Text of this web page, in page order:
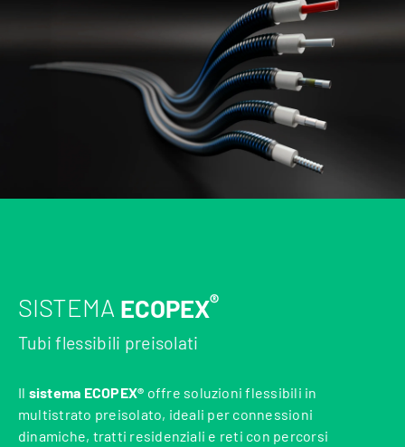
SISTEMA ECOPEX®
Tubi flessibili preisolati
Il sistema ECOPEX® offre soluzioni flessibili in
multistrato preisolato, ideali per connessioni
dinamiche, tratti residenziali e reti con percorsi